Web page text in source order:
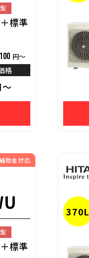
標準
円～
格
助金対応
標準
370L